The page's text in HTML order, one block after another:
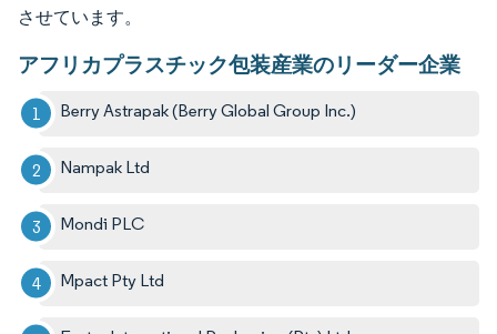
させています。
アフリカプラスチック包装産業のリーダー企業
Berry Astrapak (Berry Global Group Inc.)
Nampak Ltd
Mondi PLC
Mpact Pty Ltd